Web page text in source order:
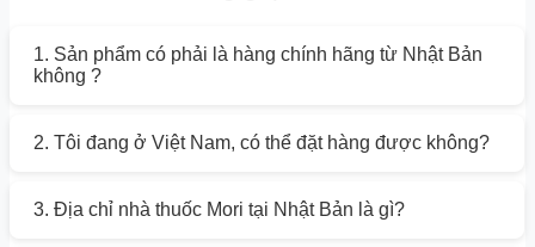
1. Sản phẩm có phải là hàng chính hãng từ Nhật Bản
không ?
2. Tôi đang ở Việt Nam, có thể đặt hàng được không?
3. Địa chỉ nhà thuốc Mori tại Nhật Bản là gì?